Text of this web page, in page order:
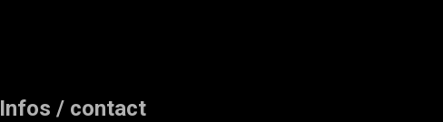
Infos / contact